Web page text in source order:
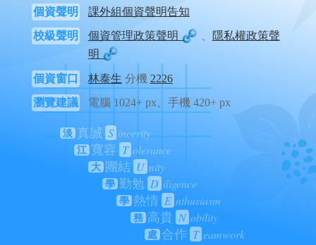
個資聲明
課外組個資聲明告知
校級聲明
個資管理政策聲明 、
隱私權政策聲
明
個資窗口 林泰生 分機 2226
瀏覽建議
電腦 1024+ px、手機 420+ px
淡 真誠 S incerity
江 寬容 T olerance
大 團結 U nity
學 勤勉 D iligence
學 熱情 E nthusiasm
務 高貴 N obility
處 合作 T eamwork